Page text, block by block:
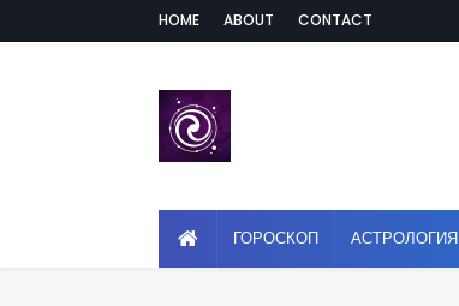
HOME ABOUT CONTACT
ГОРОСКОП АСТРОЛОГИЯ